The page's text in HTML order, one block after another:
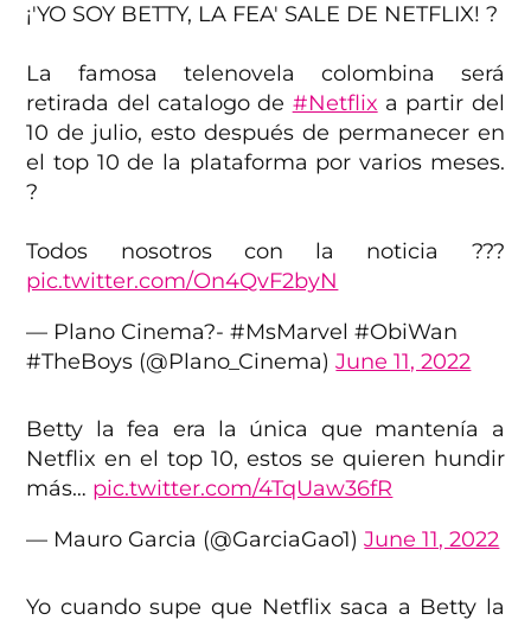
¡'YO SOY BETTY, LA FEA' SALE DE NETFLIX! ?
La famosa telenovela colombina será
retirada del catalogo de #Netflix a partir del
10 de julio, esto después de permanecer en
el top 10 de la plataforma por varios meses.
?
Todos nosotros con la noticia ???
pic.twitter.com/On4QvF2byN
— Plano Cinema?- #MsMarvel #ObiWan
#TheBoys (@Plano_Cinema)June 11, 2022
Betty la fea era la única que mantenía a
Netflix en el top 10, estos se quieren hundir
más… pic.twitter.com/4TqUaw36fR
— Mauro Garcia (@GarciaGao1)June 11, 2022
Yo cuando supe que Netflix saca a Betty la